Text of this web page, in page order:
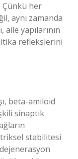
her
aynı zamanda
aile yapılarının
reflekslerini
beta-amiloid
sinaptik
stabilitesi